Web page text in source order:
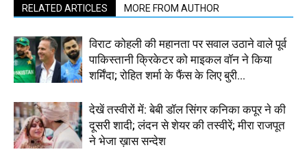
RELATED ARTICLES MORE FROM AUTHOR
विराट कोहली की महानता पर सवाल उठाने वाले पूर्व
पाकिस्तानी क्रिकेटर को माइकल वॉन ने किया
शर्मिंदा; रोहित शर्मा के फैंस के लिए बुरी...
देखें तस्वीरों में: बेबी डॉल सिंगर कनिका कपूर ने की
दूसरी शादी; लंदन से शेयर की तस्वीरें; मीरा राजपूत
ने भेजा ख़ास सन्देश